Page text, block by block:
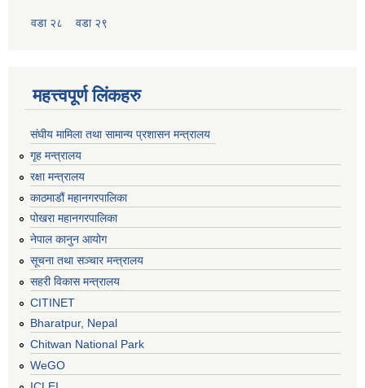
वडा २८ वडा २९
महत्त्वपूर्ण लिंकहरु
संघीय मामिला तथा सामान्य प्रशासन मन्त्रालय
गृह मन्त्रालय
रक्षा मन्त्रालय
काठमाडौं महानगरपालिका
पोखरा महानगरपालिका
नेपाल कानुन आयोग
सूचना तथा सञ्चार मन्त्रालय
सहरी विकास मन्त्रालय
CITINET
Bharatpur, Nepal
Chitwan National Park
WeGO